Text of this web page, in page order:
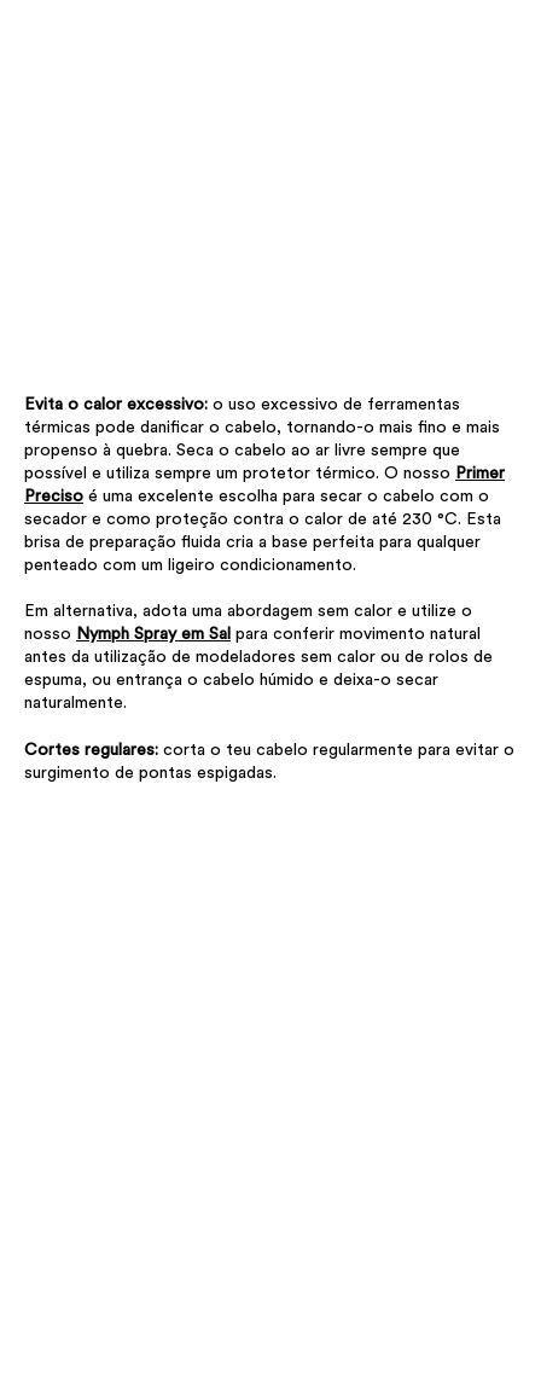
Evita o calor excessivo: o uso excessivo de ferramentas
térmicas pode danificar o cabelo, tornando-o mais fino e mais
propenso à quebra. Seca o cabelo ao ar livre sempre que
possível e utiliza sempre um protetor térmico. O nosso Primer
Preciso é uma excelente escolha para secar o cabelo com o
secador e como proteção contra o calor de até 230 °C. Esta
brisa de preparação fluida cria a base perfeita para qualquer
penteado com um ligeiro condicionamento.
Em alternativa, adota uma abordagem sem calor e utilize o
nosso Nymph Spray em Sal para conferir movimento natural
antes da utilização de modeladores sem calor ou de rolos de
espuma, ou entrança o cabelo húmido e deixa-o secar
naturalmente.
Cortes regulares: corta o teu cabelo regularmente para evitar o
surgimento de pontas espigadas.